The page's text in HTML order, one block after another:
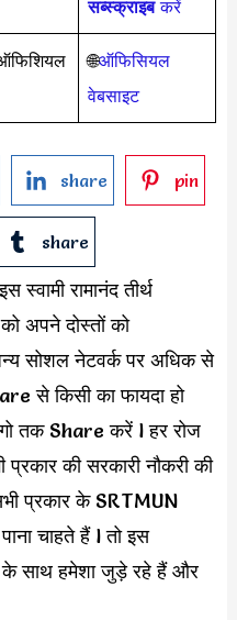
सब्स्क्राइबकरें
🌐ऑफिसियल
वेबसाइट
share pin
share
रामानंद तीर्थ
को अपने दोस्तों को
सोशल नेटवर्क पर अधिक से
से किसी का फायदा हो
तक Share करें l हर रोज
की सरकारी नौकरी की
प्रकार के SRTMUN
चाहते हैं l तो इस
साथ हमेशा जुड़े रहे हैं और